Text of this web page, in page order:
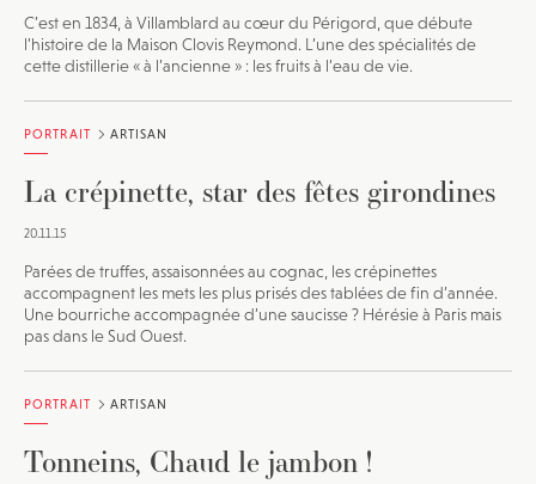
C’est en 1834, à Villamblard au cœur du Périgord, que débute
l’histoire de la Maison Clovis Reymond. L’une des spécialités de
cette distillerie « à l’ancienne » : les fruits à l’eau de vie.
PORTRAIT ARTISAN
La crépinette, star des fêtes girondines
20.11.15
Parées de truffes, assaisonnées au cognac, les crépinettes
accompagnent les mets les plus prisés des tablées de fin d’année.
Une bourriche accompagnée d’une saucisse ? Hérésie à Paris mais
pas dans le Sud Ouest.
PORTRAIT ARTISAN
Tonneins, Chaud le jambon !